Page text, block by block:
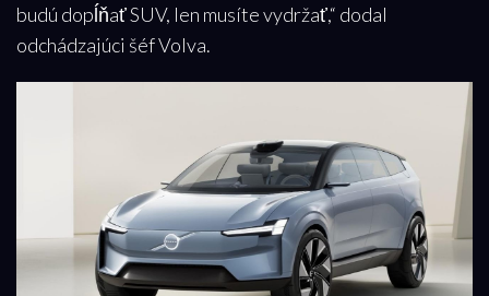
budú dopĺňať SUV, len musíte vydržať,“ dodal
odchádzajúci šéf Volva.